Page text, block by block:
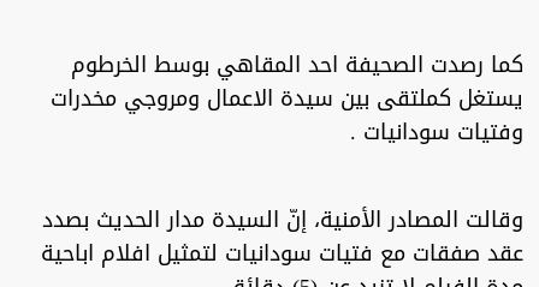
كما رصدت الصحيفة احد المقاهي بوسط الخرطوم
يستغل كملتقى بين سيدة الاعمال ومروجي مخدرات
وفتيات سودانيات .
وقالت المصادر الأمنية، إنّ السيدة مدار الحديث بصدد
عقد صفقات مع فتيات سودانيات لتمثيل افلام اباحية